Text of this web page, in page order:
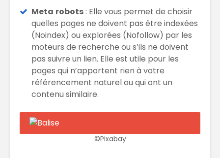
Meta robots: Elle vous permet de choisir
quelles pages ne doivent pas être indexées
(Noindex) ou explorées (Nofollow) par les
moteurs de recherche ou s’ils ne doivent
pas suivre un lien. Elle est utile pour les
pages qui n’apportent rien à votre
référencement naturel ou qui ont un
contenu similaire.
©Pixabay